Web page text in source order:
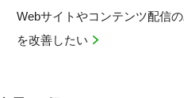
Webサイトやコンテンツ配信
を改善したい